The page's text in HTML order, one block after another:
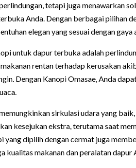
tetapi juga menawarkan
Anda. Dengan berbagai pilihan
elegan yang sesuai dengan
untuk dapur terbuka adalah
rentan terhadap kerusakan
Dengan Kanopi Omasae, Anda
sirkulasi udara yang
kesejukan ekstra, terutama saat
yang dipilih dengan cermat juga
kualitas makanan dan peralatan dapur